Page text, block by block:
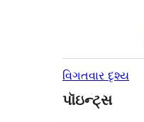
વિગતવાર દૃશ્ય
પૉઇન્ટ્સ